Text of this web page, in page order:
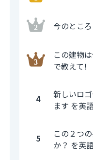
今のとこ
この建物
で教えて!
4
新しいロ
ます を英
5
この２つ
か？ を英